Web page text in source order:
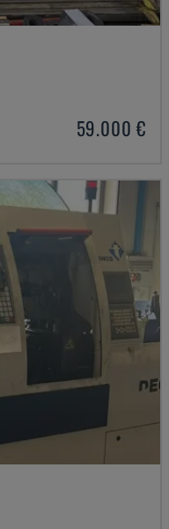
59.000 €